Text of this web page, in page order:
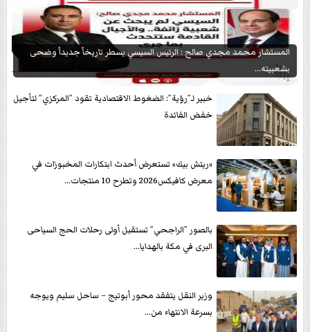
المستشار محمد مجدي صالح : الرئيس السيسي يسطر تاريخاً جديداً وضحى
بشعبيته...
خبير لـ”رؤية”: الضغوط الاقتصادية تقود ”المركزي” لتأجيل
خفض الفائدة
«ريتش بيك» تستعرض أحدث ابتكارات المخبوزات في
معرض كافيكس2026 وتطرح 10 منتجات...
بالصور ”الراجحي” تستقبل أولى رحلات الحج السياحى
البرى في مكة بالهدايا...
وزير النقل يتفقد محور أبوتيج – ساحل سليم ويوجه
بسرعة الانتهاء من...